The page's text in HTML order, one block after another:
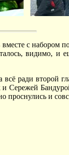
вместе с
видимо,
ради второй
и